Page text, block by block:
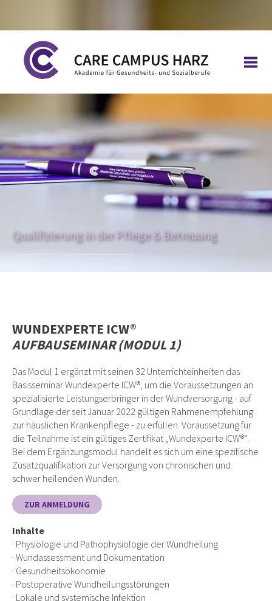
Qualifizierung in der Pflege & Betreuung
WUNDEXPERTE ICW®
AUFBAUSEMINAR (MODUL 1)
Das Modul 1 ergänzt mit seinen 32 Unterrichteinheiten das
Basisseminar Wundexperte ICW®, um die Voraussetzungen an
spezialisierte Leistungserbringer in der Wundversorgung - auf
Grundlage der seit Januar 2022 gültigen Rahmenempfehlung
zur häuslichen Krankenpflege - zu erfüllen. Voraussetzung für
die Teilnahme ist ein gültiges Zertifikat „Wundexperte ICW®“.
Bei dem Ergänzungsmodul handelt es sich um eine spezifische
Zusatzqualifikation zur Versorgung von chronischen und
schwer heilenden Wunden.
ZUR ANMELDUNG
Inhalte
· Physiologie und Pathophysiologie der Wundheilung
· Wundassessment und Dokumentation
· Gesundheitsökonomie
· Postoperative Wundheilungsstörungen
· Lokale und systemische Infektion